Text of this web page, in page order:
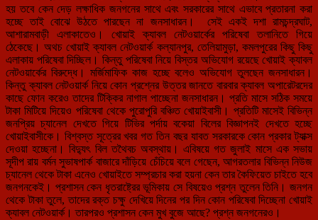
হয় তবে কেন দেড় লক্ষাধিক জনগনের সাথে এবং সরকারের সাথে এভাবে প্রতারনা করা
হচ্ছে তাই বোঝে উঠতে পারছেন না জনসাধারন। সেই একই দশা রামচন্দ্রঘাট,
আশারামবাড়ী এলাকাতেও। খোয়াই ক্যাবল নেটওয়ার্কের পরিষেবা তলানিতে গিয়ে
ঠেকেছে। অথচ খোয়াই ক্যাবল নেটওয়ার্ক কল্যানপুর, তেলিয়ামুড়া, কমলপুরের কিছু কিছু
এলাকায় পরিষেবা দিচ্ছিল। কিন্তু পরিষেবা নিয়ে বিস্তর অভিযোগ রয়েছে খোয়াই ক্যাবল
নেটওয়ার্কের বিরুদ্ধে। মর্জিমাফিক কাজ হচ্ছে বলেও অভিযোগ তুলছেন জনসাধারন।
কিন্তু ক্যাবল নেটওয়ার্ক নিয়ে কোন প্রশ্নের উত্তর জানতে বারবার ক্যাবল অপারেটরদের
কাছে ফোন করেও তাদের টিক্কির নাগাল পাচ্ছেনা জনসাধারন। প্রতি মাসে সঠিক সময়ে
টাকা মিটিয়ে দিয়েও পরিষেবা থেকে পুরোপুরি বঞ্চিত খোয়াইবাসী। প্রতিটি মাসেই বিভিন্ন
জনপ্রিয় চ্যানেল দেখতে গিয়ে টিভির পর্দায় বকেয়া বিলের বিজ্ঞাপনই দেখতে হচ্ছে
খোয়াইবাসীকে। বিশ্বস্ত সূত্রের খবর গত তিন বছর যাবত সরকারকে কোন প্রকার ট্যাক্স
দেওয়া হচ্ছেনা। বিদ্যুৎ বিল তথৈবচ অবস্থায়। এবিষয়ে গত জুলাই মাসে এক সভায়
সূদীপ রায় বর্মন সুভাষপার্ক বাজারে দাঁড়িয়ে চেঁচিয়ে বলে গেছেন, আগরতলার বিভিন্ন নিউজ
চ্যানেল থেকে টাকা এনেও খোয়াইতে সম্প্রচার করা হয়না কেন তার কৈফিয়েত চাইতে হবে
জনগনকেই। প্রশাসন কেন ধৃতরাষ্ট্রের ভূমিকায় সে বিষয়েও প্রশ্ন তুলেন তিনি। জনগন
থেকে টাকা তুলে, তাদের রক্ত চক্ষু দেখিয়ে দিনের পর দিন কোন পরিষেবা দিচ্ছেনা খোয়াই
ক্যাবল নেটওয়ার্ক। তারপরও প্রশাসন কেন মুখ বুজে আছে? প্রশ্ন জনগনেরও।